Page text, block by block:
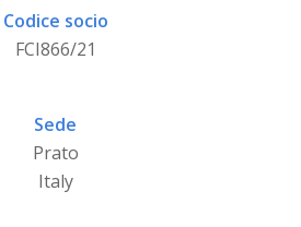
Codice socio
FCI866/21
Sede
Prato
Italy